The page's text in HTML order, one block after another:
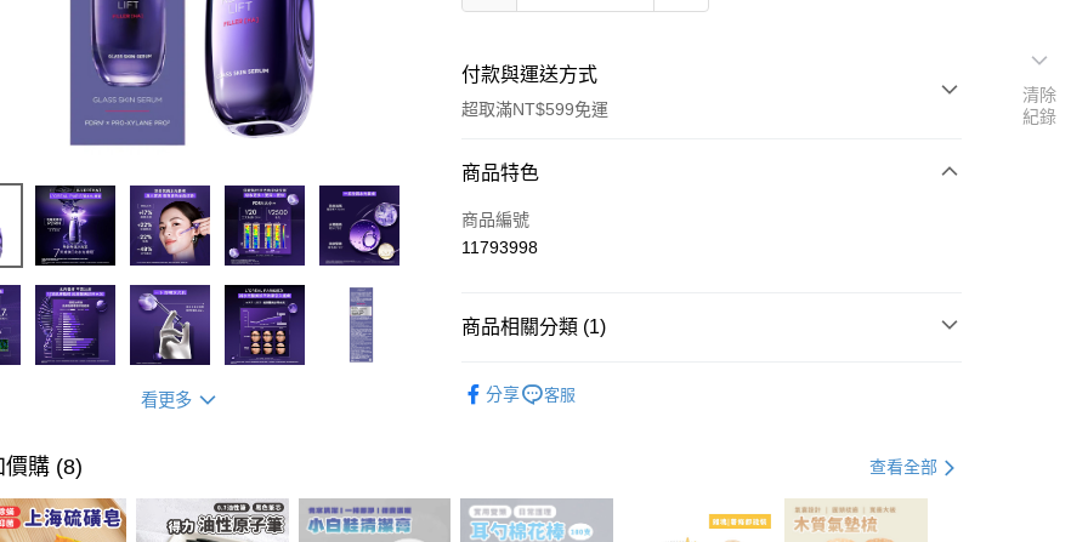
看更多
付款與運送方式
超取滿NT$599免運
付款方式
信用卡一次付款
街口支付
商品特色
商品編號
11793998
商品相關分類 (1)
分享
客服
價購 (8) 查看全部
清除
紀錄